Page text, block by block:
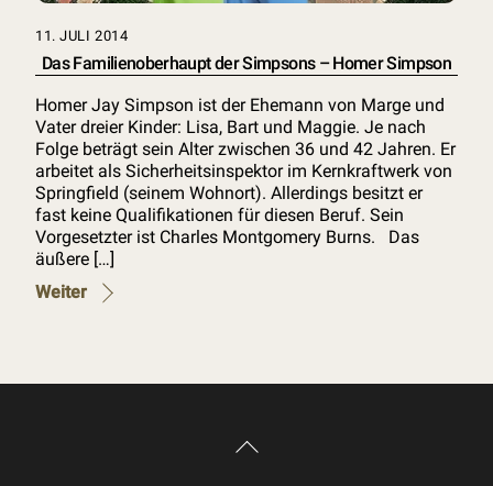
11. JULI 2014
Das Familienoberhaupt der Simpsons – Homer Simpson
Homer Jay Simpson ist der Ehemann von Marge und
Vater dreier Kinder: Lisa, Bart und Maggie. Je nach
Folge beträgt sein Alter zwischen 36 und 42 Jahren. Er
arbeitet als Sicherheitsinspektor im Kernkraftwerk von
Springfield (seinem Wohnort). Allerdings besitzt er
fast keine Qualifikationen für diesen Beruf. Sein
Vorgesetzter ist Charles Montgomery Burns. Das
äußere […]
Weiter
Back